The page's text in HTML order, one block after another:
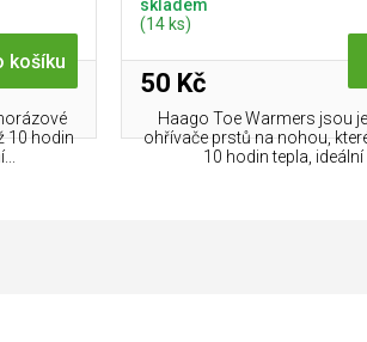
košíku
10 hodin
skladem
(14 ks)
50 Kč
Haago Toe Warmers jsou
ohřívače prstů na nohou,
10 hodin tepla, ideální